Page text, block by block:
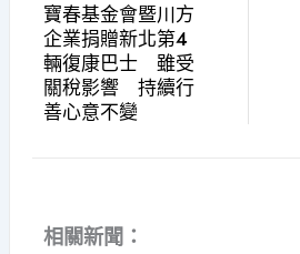
寶春基金會暨川方
企業捐贈新北第4
輛復康巴士 雖受
關稅影響 持續行
善心意不變
相關新聞：